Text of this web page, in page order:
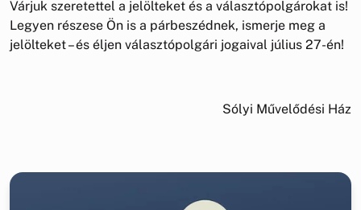
Várjuk szeretettel a jelölteket és a választópolgárokat is!
Legyen részese Ön is a párbeszédnek, ismerje meg a
jelölteket – és éljen választópolgári jogaival július 27-én!
Sólyi Művelődési Ház